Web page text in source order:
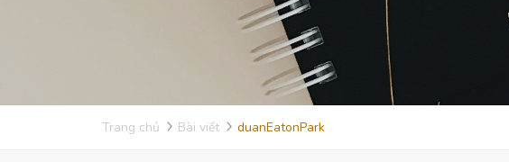
Trang chủ Bài viết duanEatonPark